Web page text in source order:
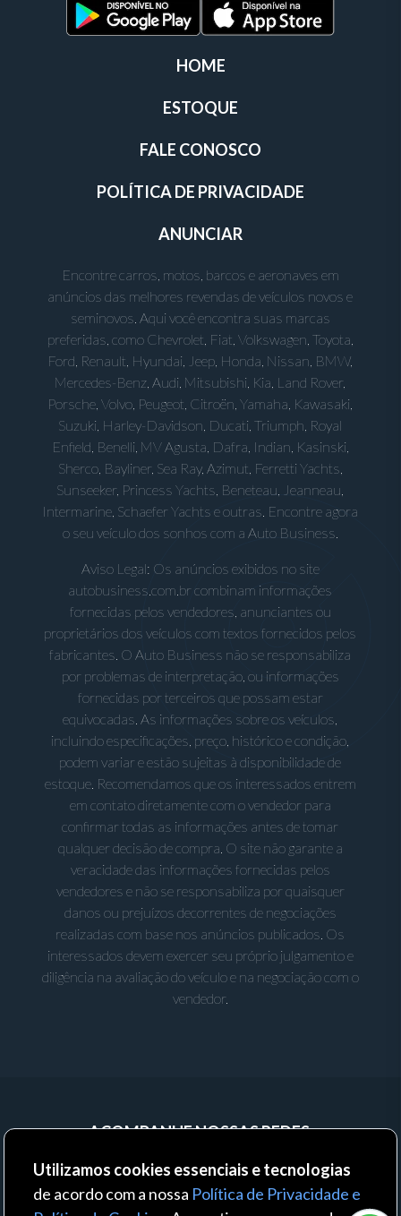
HOME
ESTOQUE
FALE CONOSCO
POLÍTICA DE PRIVACIDADE
ANUNCIAR
Encontre carros, motos, barcos e aeronaves em
anúncios das melhores revendas de veículos novos e
seminovos. Aqui você encontra suas marcas
preferidas, como Chevrolet, Fiat, Volkswagen, Toyota,
Ford, Renault, Hyundai, Jeep, Honda, Nissan, BMW,
Mercedes-Benz, Audi, Mitsubishi, Kia, Land Rover,
Porsche, Volvo, Peugeot, Citroën, Yamaha, Kawasaki,
Suzuki, Harley-Davidson, Ducati, Triumph, Royal
Enfield, Benelli, MV Agusta, Dafra, Indian, Kasinski,
Sherco, Bayliner, Sea Ray, Azimut, Ferretti Yachts,
Sunseeker, Princess Yachts, Beneteau, Jeanneau,
Intermarine, Schaefer Yachts e outras. Encontre agora
o seu veículo dos sonhos com a Auto Business.
Aviso Legal: Os anúncios exibidos no site
autobusiness.com.br combinam informações
fornecidas pelos vendedores, anunciantes ou
proprietários dos veículos com textos fornecidos pelos
fabricantes. O Auto Business não se responsabiliza
por problemas de interpretação, ou informações
fornecidas por terceiros que possam estar
equivocadas. As informações sobre os veículos,
incluindo especificações, preço, histórico e condição,
podem variar e estão sujeitas à disponibilidade de
estoque. Recomendamos que os interessados entrem
em contato diretamente com o vendedor para
confirmar todas as informações antes de tomar
qualquer decisão de compra. O site não garante a
veracidade das informações fornecidas pelos
vendedores e não se responsabiliza por quaisquer
danos ou prejuízos decorrentes de negociações
realizadas com base nos anúncios publicados. Os
interessados devem exercer seu próprio julgamento e
diligência na avaliação do veículo e na negociação com o
vendedor.
ACOMPANHE NOSSAS REDES:
Utilizamos cookies essenciais e tecnologias
de acordo com a nossa Política de Privacidade e